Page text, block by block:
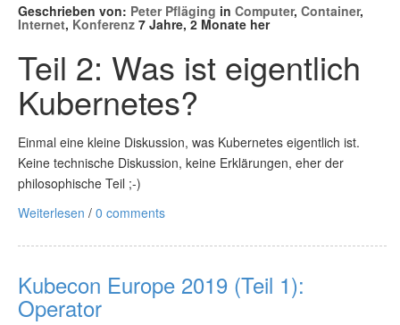
Geschrieben von: Peter Pfläging in Computer, Container,
Internet, Konferenz 7 Jahre, 2 Monate her
Teil 2: Was ist eigentlich
Kubernetes?
Einmal eine kleine Diskussion, was Kubernetes eigentlich ist.
Keine technische Diskussion, keine Erklärungen, eher der
philosophische Teil ;-)
Weiterlesen / 0 comments
Kubecon Europe 2019 (Teil 1):
Operator